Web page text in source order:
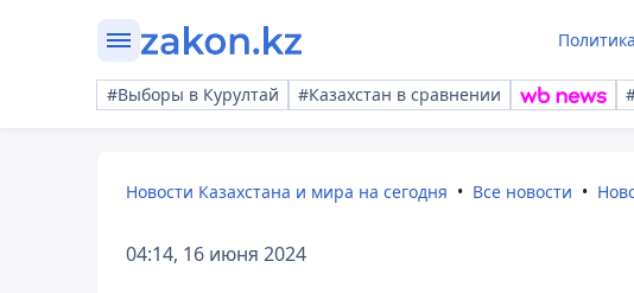
Политика
#Выборы в Курултай #Казахстан в сравнении
Новости Казахстана и мира на сегодня Все новости
04:14, 16 июня 2024